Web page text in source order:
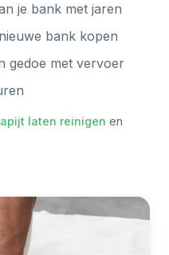
je bank met jaren
bank kopen
gedoe met vervoer
laten reinigen en